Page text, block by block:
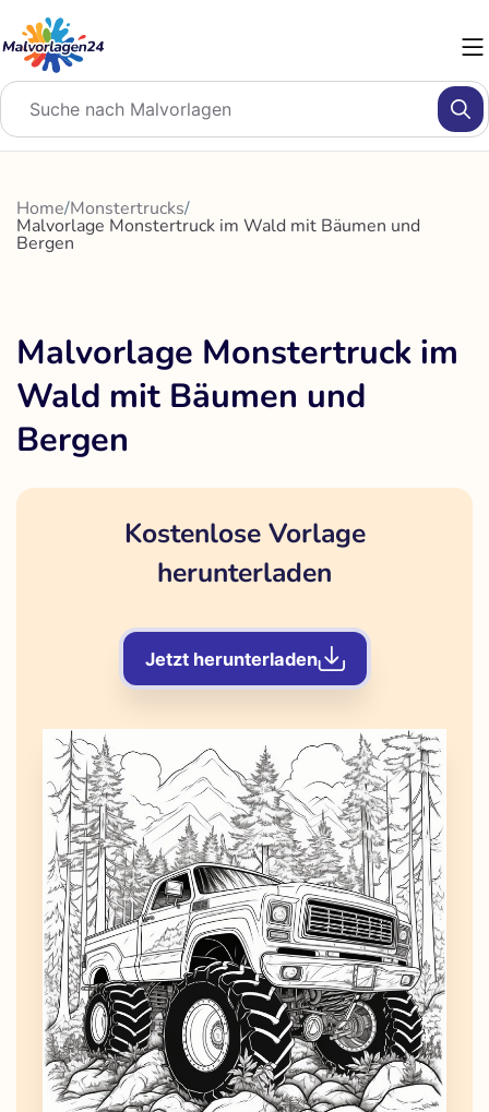
Inhalt
springen
Home/Monstertrucks/
Malvorlage Monstertruck im Wald mit Bäumen und
Bergen
Malvorlage Monstertruck im
Wald mit Bäumen und
Bergen
Kostenlose Vorlage
herunterladen
Jetzt herunterladen